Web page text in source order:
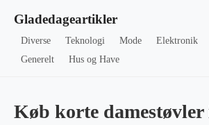
Gladedageartikler
Diverse Teknologi Mode Elektronik
Generelt
Hus og Have
Køb korte